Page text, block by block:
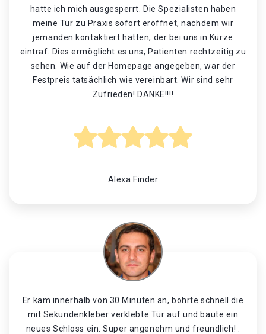
hatte ich mich ausgesperrt. Die Spezialisten haben
meine Tür zu Praxis sofort eröffnet, nachdem wir
jemanden kontaktiert hatten, der bei uns in Kürze
eintraf. Dies ermöglicht es uns, Patienten rechtzeitig zu
sehen. Wie auf der Homepage angegeben, war der
Festpreis tatsächlich wie vereinbart. Wir sind sehr
Zufrieden! DANKE!!!!
Alexa Finder
Er kam innerhalb von 30 Minuten an, bohrte schnell die
mit Sekundenkleber verklebte Tür auf und baute ein
neues Schloss ein. Super angenehm und freundlich! .